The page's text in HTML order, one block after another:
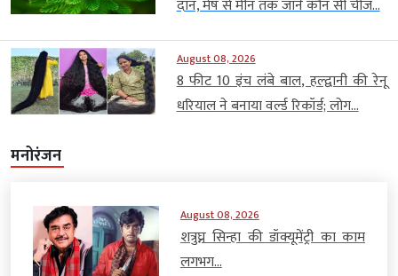
दान, मेष से मीन तक जानें कौन सी चीज...
August 08, 2026
8 फीट 10 इंच लंबे बाल, हल्द्वानी की रेनू
धरियाल ने बनाया वर्ल्ड रिकॉर्ड; लोग...
मनोरंजन
August 08, 2026
शत्रुघ्न सिन्हा की डॉक्यूमेंट्री का काम
लगभग...